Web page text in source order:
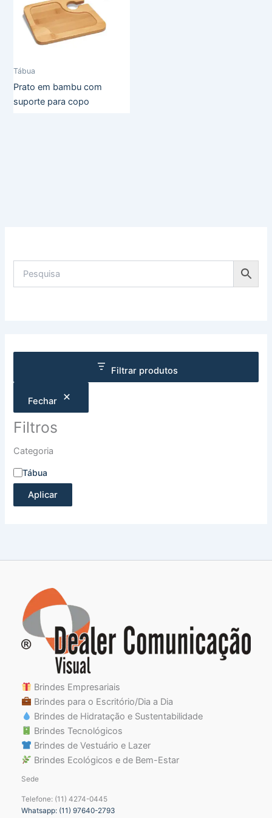
Filtrar produtos
Fechar
Filtros
Categoria
Tábua
Aplicar
Tábua
Prato em bambu com
suporte para copo
Brindes Empresariais
Brindes para o Escritório/Dia a Dia
Brindes de Hidratação e Sustentabilidade
Brindes Tecnológicos
Brindes de Vestuário e Lazer
Brindes Ecológicos e de Bem-Estar
Sede
Telefone: (11) 4274-0445
Whatsapp: (11) 97640-2793